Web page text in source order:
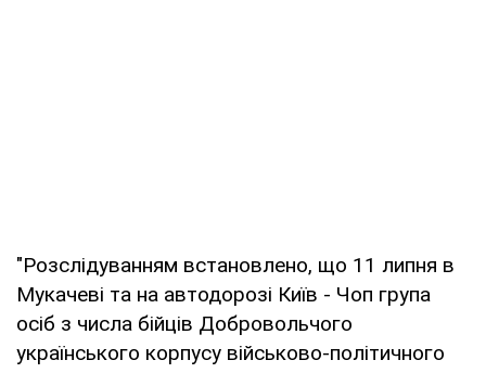
"Розслідуванням встановлено, що 11 липня в
Мукачеві та на автодорозі Київ - Чоп група
осіб з числа бійців Добровольчого
українського корпусу військово-політичного